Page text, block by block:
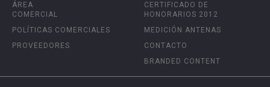
ÁREA
COMERCIAL
POLÍTICAS COMERCIALES
PROVEEDORES
CERTIFICADO DE
HONORARIOS 2012
MEDICIÓN ANTENAS
CONTACTO
BRANDED CONTENT